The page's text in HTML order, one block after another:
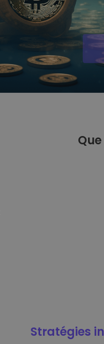
Stratégies